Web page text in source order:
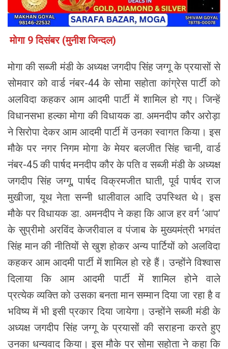
मोगा 9 दिसंबर (मुनीश जिन्दल)
मोगा की सब्जी मंडी के अध्यक्ष जगदीप सिंह जग्गू के प्रयासों से
सोमवार को वार्ड नंबर-44 के सोमा सहोता कांग्रेस पार्टी को
अलविदा कहकर आम आदमी पार्टी में शामिल हो गए। जिन्हें
विधानसभा हल्का मोगा की विधायक डा. अमनदीप कौर अरोड़ा
ने सिरोपा देकर आम आदमी पार्टी में उनका स्वागत किया। इस
मौके पर नगर निगम मोगा के मेयर बलजीत सिंह चानी, वार्ड
नंबर-45 की पार्षद मनदीप कौर के पति व सब्जी मंडी के अध्यक्ष
जगदीप सिंह जग्गू, पार्षद विक्रमजीत घाती, पूर्व पार्षद राज
मुखीजा, यूथ नेता सन्नी धालीवाल आदि उपस्थित थे। इस
मौके पर विधायक डा. अमनदीप ने कहा कि आज हर वर्ग ‘आप’
के सुप्रीमो अरविंद केजरीवाल व पंजाब के मुख्यमंत्री भगवंत
सिंह मान की नीतियों से खुश होकर अन्य पार्टियों को अलविदा
कहकर आम आदमी पार्टी में शामिल हो रहे हैं। उन्होंने विश्वास
दिलाया कि आम आदमी पार्टी में शामिल होने वाले
प्रत्येक व्यक्ति को उसका बनता मान सम्मान दिया जा रहा है व
भविष्य में भी इसी प्रकार दिया जायेगा। उन्होंने सब्जी मंडी के
अध्यक्ष जगदीप सिंह जग्गू के प्रयासों की सराहना करते हुए
उनका धन्यवाद किया। इस मौके पर सोमा सहोता ने कहा कि